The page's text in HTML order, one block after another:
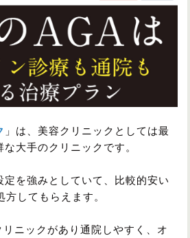
」は、美容クリニックとしては最
大手のクリニックです。
定を強みとしていて、比較的安い
してもらえます。
ニックがあり通院しやすく、オ